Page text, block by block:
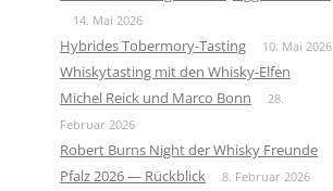
14. Mai 2026
Hybrides Tobermory-Tasting 10. Mai 2026
Whiskytasting mit den Whisky-Elfen
Michel Reick und Marco Bonn
28.
Februar 2026
Robert Burns Night der Whisky Freunde
Pfalz 2026 — Rückblick
8. Februar 2026